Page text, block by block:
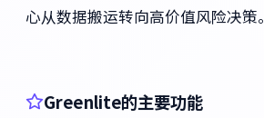
心从数据搬运转向高价值风险决策。
Greenlite的主要功能